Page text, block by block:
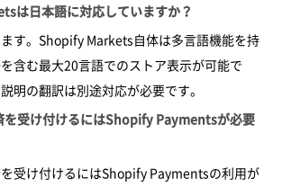
は日本語に対応していますか？
す。Shopify Markets自体は多言語機能を持
含む最大20言語でのストア表示が可能で
明の翻訳は別途対応が必要です。
を受け付けるにはShopify Paymentsが必要
受け付けるにはShopify Paymentsの利用が